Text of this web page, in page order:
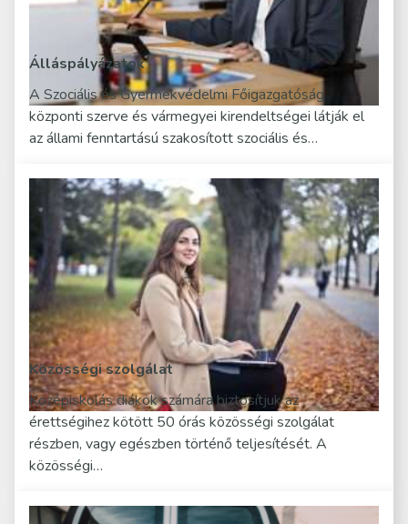
Álláspályázatok
A Szociális és Gyermekvédelmi Főigazgatóság
központi szerve és vármegyei kirendeltségei látják el
az állami fenntartású szakosított szociális és…
Közösségi szolgálat
Középiskolás diákok számára biztosítjuk az
érettségihez kötött 50 órás közösségi szolgálat
részben, vagy egészben történő teljesítését. A
közösségi…